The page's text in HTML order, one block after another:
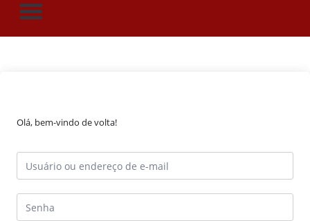
Olá, bem-vindo de volta!